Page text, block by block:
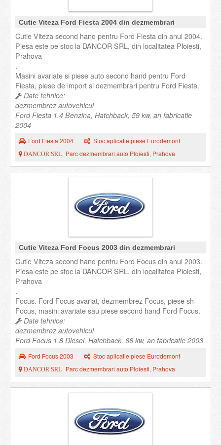
Cutie Viteza Ford Fiesta 2004 din dezmembrari
Cutie Viteza second hand pentru Ford Fiesta din anul 2004.
Piesa este pe stoc la DANCOR SRL, din localitatea Ploiesti,
Prahova
.
Masini avariate si piese auto second hand pentru Ford
Fiesta, piese de import si dezmembrari pentru Ford Fiesta.
Date tehnice:
dezmembrez autovehicul
Ford Fiesta 1.4 Benzina, Hatchback, 59 kw, an fabricatie
2004
Ford Fiesta 2004 Stoc aplicatie piese Eurodemont
DANCOR SRL Parc dezmembrari auto Ploiesti, Prahova
Cutie Viteza Ford Focus 2003 din dezmembrari
Cutie Viteza second hand pentru Ford Focus din anul 2003.
Piesa este pe stoc la DANCOR SRL, din localitatea Ploiesti,
Prahova
.
Focus. Ford Focus avariat, dezmembrez Focus, piese sh
Focus, masini avariate sau piese second hand Ford Focus.
Date tehnice:
dezmembrez autovehicul
Ford Focus 1.8 Diesel, Hatchback, 66 kw, an fabricatie 2003
Ford Focus 2003 Stoc aplicatie piese Eurodemont
DANCOR SRL Parc dezmembrari auto Ploiesti, Prahova